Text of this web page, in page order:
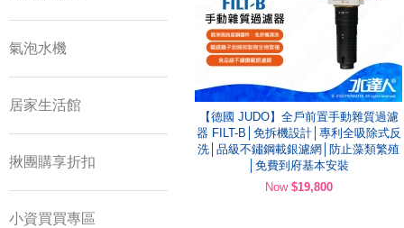
氣泡水機
居家生活館
揪團購享折扣
小資買買專區
【德國 JUDO】全戶前置手動雜質過濾
器 FILT-B│免拆機設計│專利全吸除式反
洗│品級不鏽鋼載銀濾網│防止藻類繁殖
│免費到府基本安裝
Now $19,800